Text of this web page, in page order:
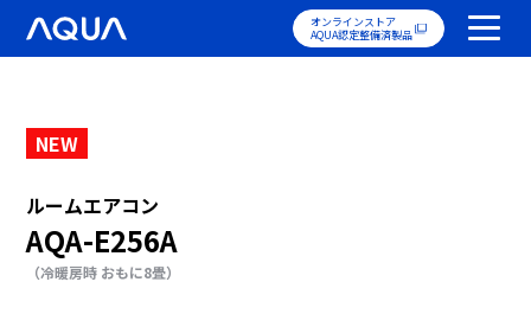
オンラインストア
AQUA認定整備済製品
NEW
ルームエアコン
AQA-E256A
（冷暖房時 おもに8畳）